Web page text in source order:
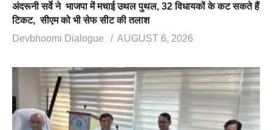
अंदरूनी सर्वे ने भाजपा में मचाई उथल पुथल, 32 विधायकों के कट सकते हैं
टिकट, सीएम को भी सेफ सीट की तलाश
Devbhoomi Dialogue
AUGUST 6, 2026